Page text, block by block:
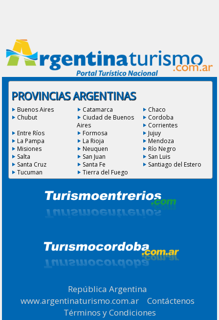
PROVINCIAS ARGENTINAS
Buenos Aires Catamarca
Chaco
Chubut
Ciudad de Buenos
Aires
Cordoba
Corrientes
Entre Ríos
Formosa
Jujuy
La Pampa
La Rioja
Mendoza
Misiones
Neuquen
Río Negro
Salta
San Juan
San Luis
Santa Cruz
Santa Fe
Santiago del Estero
Tucuman
Tierra del Fuego
República Argentina
www.argentinaturismo.com.ar| Contáctenos
Términos y Condiciones